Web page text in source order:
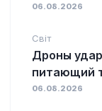
06.08.2026
Світ
Дроны
питающий
06.08.2026